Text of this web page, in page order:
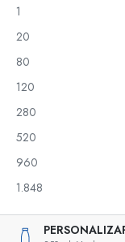
1
20
80
120
280
520
960
1.848